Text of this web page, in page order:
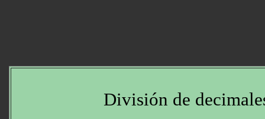
División de